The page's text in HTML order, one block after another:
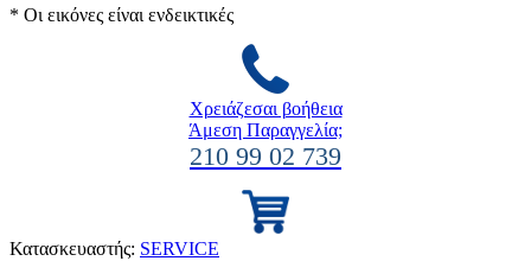
* Οι εικόνες είναι ενδεικτικές
Χρειάζεσαι βοήθεια
Άμεση Παραγγελία;
210 99 02 739
Κατασκευαστής: SERVICE